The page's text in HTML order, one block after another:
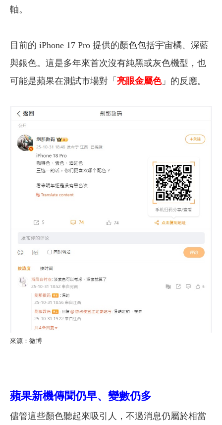
軸。
目前的 iPhone 17 Pro 提供的顏色包括宇宙橘、深藍
與銀色。這是多年來首次沒有純黑或灰色機型，也
可能是蘋果在測試市場對「 亮眼金屬色」的反應。
來源：微博
蘋果新機傳聞仍早、變數仍多
儘管這些顏色聽起來吸引人，不過消息仍屬於相當